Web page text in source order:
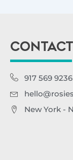
917 569 9236
New York -